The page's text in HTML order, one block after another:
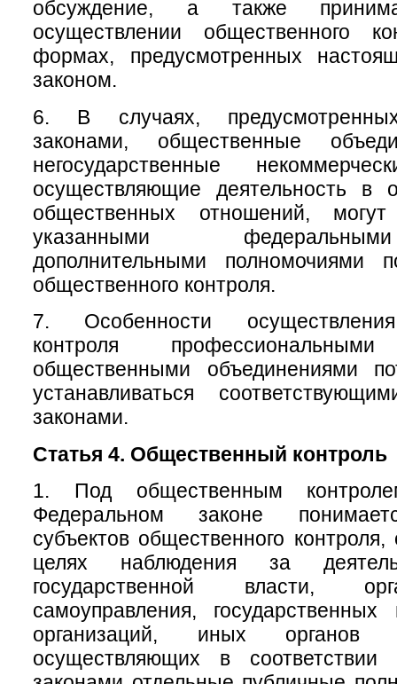
обсуждение, а также
осуществлении общественного
формах, предусмотренных
законом.
6. В случаях,
законами, общественные
негосударственные
осуществляющие деятельность в
общественных отношений,
указанными
дополнительными полномочиями
общественного контроля.
7. Особенности
контроля
общественными объединениями
устанавливаться
законами.
Статья 4. Общественный контроль
1. Под общественным
Федеральном законе
субъектов общественного
целях наблюдения за
государственной власти,
самоуправления,
организаций, иных органов
осуществляющих в